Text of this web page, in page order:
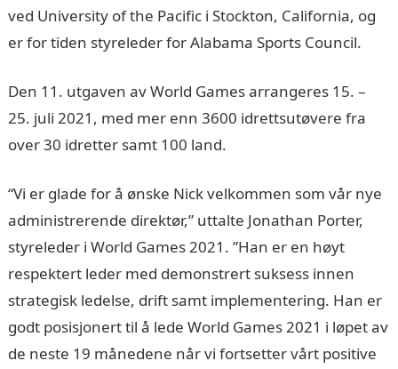
ved University of the Pacific i Stockton, California, og
er for tiden styreleder for Alabama Sports Council.
Den 11. utgaven av World Games arrangeres 15. –
25. juli 2021, med mer enn 3600 idrettsutøvere fra
over 30 idretter samt 100 land.
“Vi er glade for å ønske Nick velkommen som vår nye
administrerende direktør,” uttalte Jonathan Porter,
styreleder i World Games 2021. ”Han er en høyt
respektert leder med demonstrert suksess innen
strategisk ledelse, drift samt implementering. Han er
godt posisjonert til å lede World Games 2021 i løpet av
de neste 19 månedene når vi fortsetter vårt positive